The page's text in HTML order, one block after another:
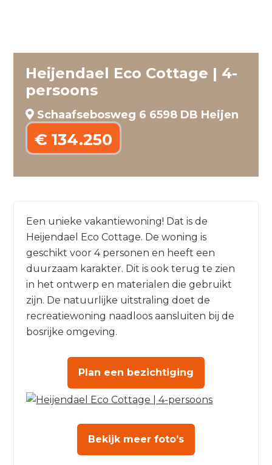
Heijendael Eco Cottage | 4-
persoons
Schaafsebosweg 6 6598 DB Heijen
€ 134.250
Een unieke vakantiewoning! Dat is de
Heijendael Eco Cottage. De woning is
geschikt voor 4 personen en heeft een
duurzaam karakter. Dit is ook terug te zien
in het ontwerp en materialen die gebruikt
zijn. De natuurlijke uitstraling doet de
recreatiewoning naadloos aansluiten bij de
bosrijke omgeving.
Plan een bezichtiging
Bekijk meer foto’s